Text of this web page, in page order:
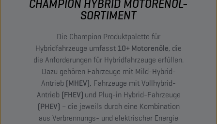
CHAMPION HYBRID MOTORENÖL-
SORTIMENT
Die Champion Produktpalette für
Hybridfahrzeuge umfasst 10+ Motorenöle, die
die Anforderungen für Hybridfahrzeuge erfüllen.
Dazu gehören Fahrzeuge mit Mild-Hybrid-
Antrieb (MHEV), Fahrzeuge mit Vollhybrid-
Antrieb (FHEV) und Plug-in Hybrid-Fahrzeuge
(PHEV) – die jeweils durch eine Kombination
aus Verbrennungs- und elektrischer Energie